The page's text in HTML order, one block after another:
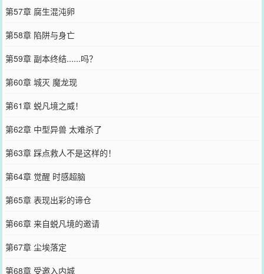
第57章 腐生混沌卵
第58章 陷阱与身亡
第59章 副本终结......吗？
第60章 城灭 魔龙现
第61章 蜕凡境之威！
第62章 中型异兽 太难杀了
第63章 踩点救人不是这样的！
第64章 觉醒 时感超脑
第65章 表现出彩的谛仓
第66章 来自蜕凡境的邀请
第67章 尘埃落定
第68章 受邀入内城